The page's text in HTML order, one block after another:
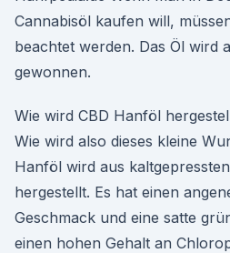
Cannabisöl kaufen will,
beachtet werden. Das Öl wird
gewonnen.
Wie wird CBD Hanföl
Wie wird also dieses kleine
Hanföl wird aus
hergestellt. Es hat einen
Geschmack und eine satte
einen hohen Gehalt an